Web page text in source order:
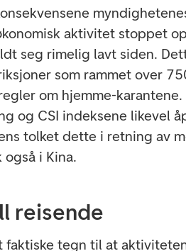
aktivitet stoppet
seg rimelig lavt siden.
som rammet over
om hjemme-
og CSI indeksene likevel
tolket dette i retning av
i Kina.
reisende
tegn til at